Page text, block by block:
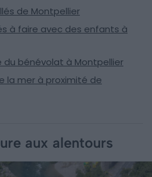
de Montpellier
à faire avec des enfants à
du bénévolat à Montpellier
la mer à proximité de
aux alentours